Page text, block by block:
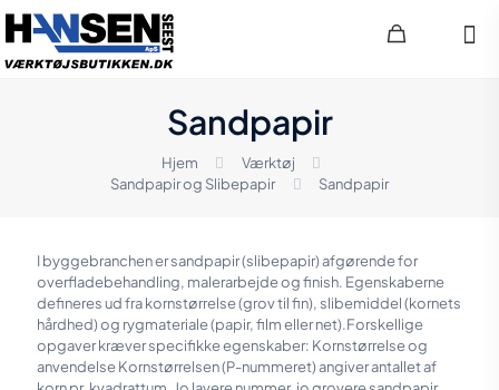
Sandpapir
Hjem
Værktøj
Sandpapir og Slibepapir
Sandpapir
I byggebranchen er sandpapir (slibepapir) afgørende for
overfladebehandling, malerarbejde og finish. Egenskaberne
defineres ud fra kornstørrelse (grov til fin), slibemiddel (kornets
hårdhed) og rygmateriale (papir, film eller net).Forskellige
opgaver kræver specifikke egenskaber: Kornstørrelse og
anvendelse Kornstørrelsen (P-nummeret) angiver antallet af